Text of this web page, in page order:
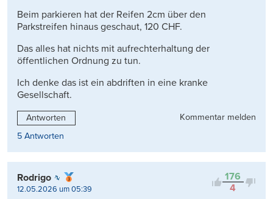
Beim parkieren hat der Reifen 2cm über den
Parkstreifen hinaus geschaut, 120 CHF.
Das alles hat nichts mit aufrechterhaltung der
öffentlichen Ordnung zu tun.
Ich denke das ist ein abdriften in eine kranke
Gesellschaft.
Antworten
Kommentar melden
5 Antworten
176
4
Rodrigo
12.05.2026 um 05:39